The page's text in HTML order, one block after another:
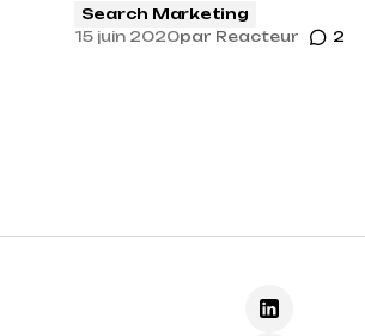
Search Marketing
15 juin 2020par Reacteur 2